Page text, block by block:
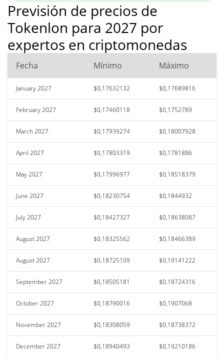
Previsión de precios de
Tokenlon para 2027 por
expertos en criptomonedas
Fecha Mínimo Máximo
January 2027 $0,17632132 $0,17689816
February 2027 $0,17460118 $0,1752789
March 2027 $0,17939274 $0,18007928
April 2027 $0,17803319 $0,1781886
May 2027 $0,17996977 $0,18518379
June 2027 $0,18230754 $0,1844932
July 2027 $0,18427327 $0,18638087
August 2027 $0,18325562 $0,18466389
August 2027 $0,18725109 $0,19141222
September 2027 $0,18505181 $0,18724316
October 2027 $0,18790016 $0,1907068
November 2027 $0,18308059 $0,18738372
December 2027 $0,18940493 $0,19210186